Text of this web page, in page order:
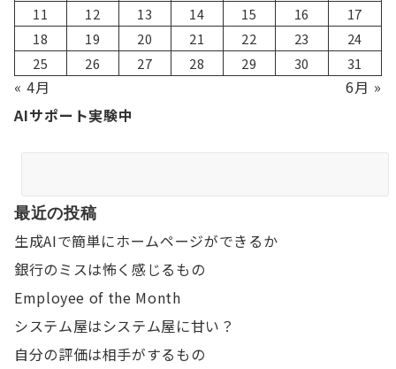
11
12 13 14 15 16
17
18
19 20 21 22 23
24
25
26 27 28 29 30 31
« 4月
6月 »
AIサポート実験中
最近の投稿
生成AIで簡単にホームページができるか
銀行のミスは怖く感じるもの
Employee of the Month
システム屋はシステム屋に甘い？
自分の評価は相手がするもの